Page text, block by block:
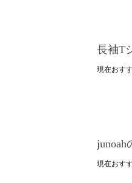
長袖T
現在おす
junoah
現在おす